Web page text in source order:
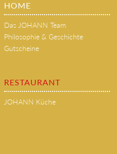
HOME
Das JOHANN Team
Philosophie & Geschichte
Gutscheine
RESTAURANT
JOHANN Küche